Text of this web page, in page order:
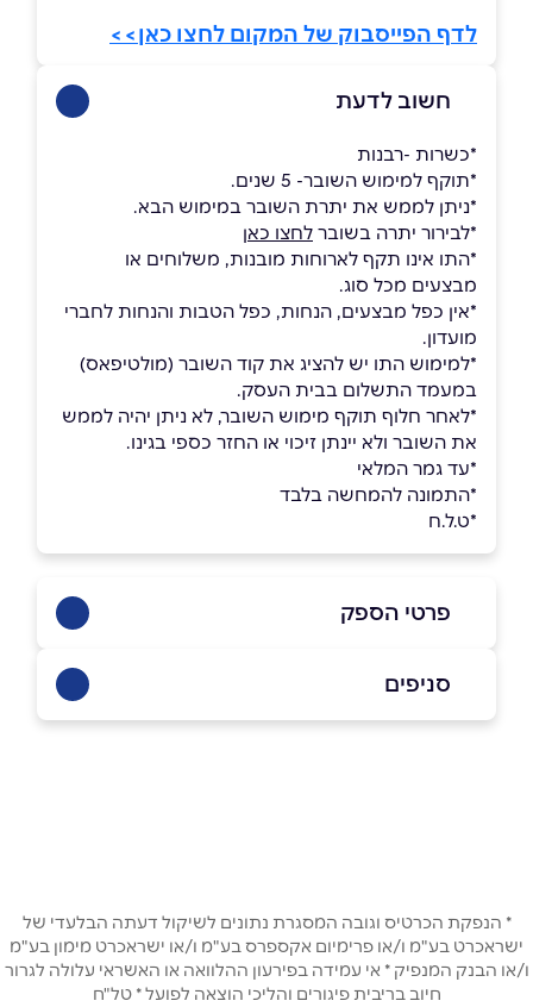
לדף הפייסבוק של המקום לחצו כאן>>
חשוב לדעת
*כשרות -רבנות
*תוקף למימוש השובר- 5 שנים.
*ניתן לממש את יתרת השובר במימוש הבא.
*לבירור יתרה בשובר לחצו כאן
*התו אינו תקף לארוחות מובנות, משלוחים או
מבצעים מכל סוג.
*אין כפל מבצעים, הנחות, כפל הטבות והנחות לחברי
מועדון.
*למימוש התו יש להציג את קוד השובר (מולטיפאס)
במעמד התשלום בבית העסק.
*לאחר חלוף תוקף מימוש השובר, לא ניתן יהיה לממש
את השובר ולא יינתן זיכוי או החזר כספי בגינו.
*עד גמר המלאי
*התמונה להמחשה בלבד
*ט.ל.ח
פרטי הספק
בפייסבוק באינסטגרם
טלפון*
אימייל *
סניפים
* הנפקת הכרטיס וגובה המסגרת נתונים לשיקול דעתה הבלעדי של
ישראכרט בע"מ ו/או פרימיום אקספרס בע"מ ו/או ישראכרט מימון בע"מ
ו/או הבנק המנפיק * אי עמידה בפירעון ההלוואה או האשראי עלולה לגרור
חיוב בריבית פיגורים והליכי הוצאה לפועל * טל"ח